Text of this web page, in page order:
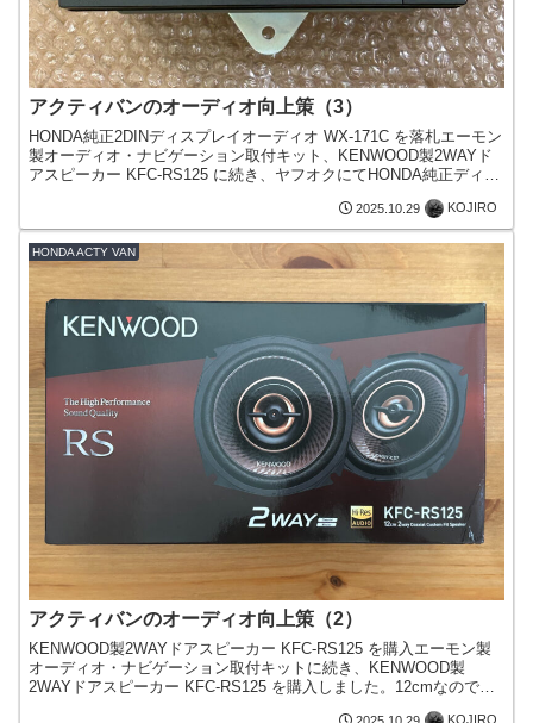
アクティバンのオーディオ向上策（3）
HONDA純正2DINディスプレイオーディオ WX-171C を落札エーモン
製オーディオ・ナビゲーション取付キット、KENWOOD製2WAYド
アスピーカー KFC-RS125 に続き、ヤフオクにてHONDA純正ディス
2025.10.29 KOJIRO
HONDA ACTY VAN
アクティバンのオーディオ向上策（2）
KENWOOD製2WAYドアスピーカー KFC-RS125 を購入エーモン製
オーディオ・ナビゲーション取付キットに続き、KENWOOD製
2WAYドアスピーカー KFC-RS125 を購入しました。12cmなので、
KOJIRO